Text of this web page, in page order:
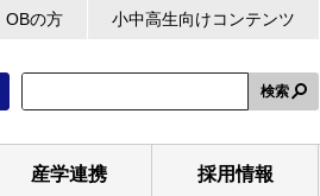
OBの方 小中高生向けコンテンツ
検索
産学連携 採用情報